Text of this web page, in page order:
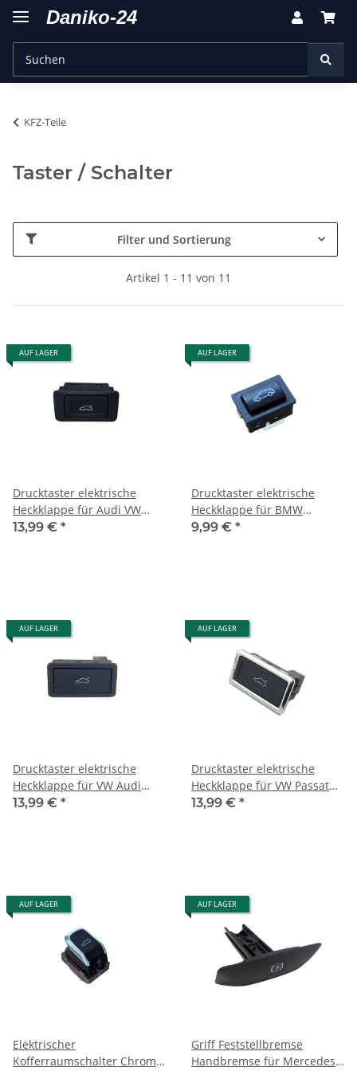
KFZ-Teile
Taster / Schalter
Filter und Sortierung
Artikel 1 - 11 von 11
AUF LAGER
Drucktaster elektrische
Heckklappe für Audi VW
Heckklappentaster Schalter
13,99 € *
AUF LAGER
Drucktaster elektrische
Heckklappe für BMW
Heckklappentaster Schalter
9,99 € *
AUF LAGER
Drucktaster elektrische
Heckklappe für VW Audi
Passat Heckklappentaster
13,99 € *
AUF LAGER
Drucktaster elektrische
Heckklappe für VW Passat
Heckklappentaster Schalter
13,99 € *
AUF LAGER
Elektrischer
Kofferraumschalter Chrom
AUF LAGER
Griff Feststellbremse
Handbremse für Mercedes